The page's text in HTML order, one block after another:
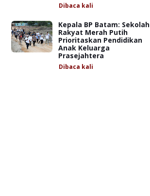
Dibaca kali
Kepala BP Batam: Sekolah
Rakyat Merah Putih
Prioritaskan Pendidikan
Anak Keluarga
Prasejahtera
Dibaca kali